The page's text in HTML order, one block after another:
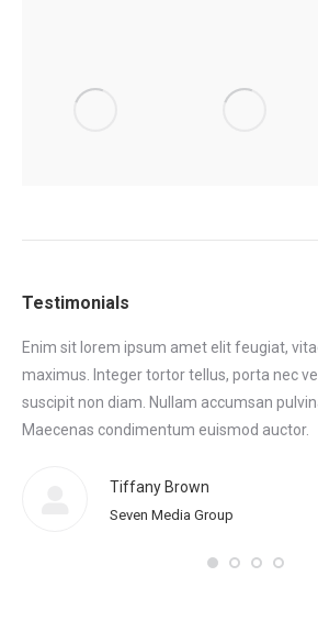
Testimonials
Enim sit lorem ipsum amet elit feugiat,
maximus. Integer tortor tellus, porta nec
suscipit non diam. Nullam accumsan
Maecenas condimentum euismod auctor.
Tiffany Brown
Seven Media Group